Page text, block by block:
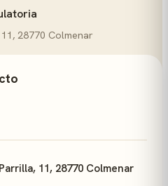
28770 Colmenar
11, 28770 Colmenar